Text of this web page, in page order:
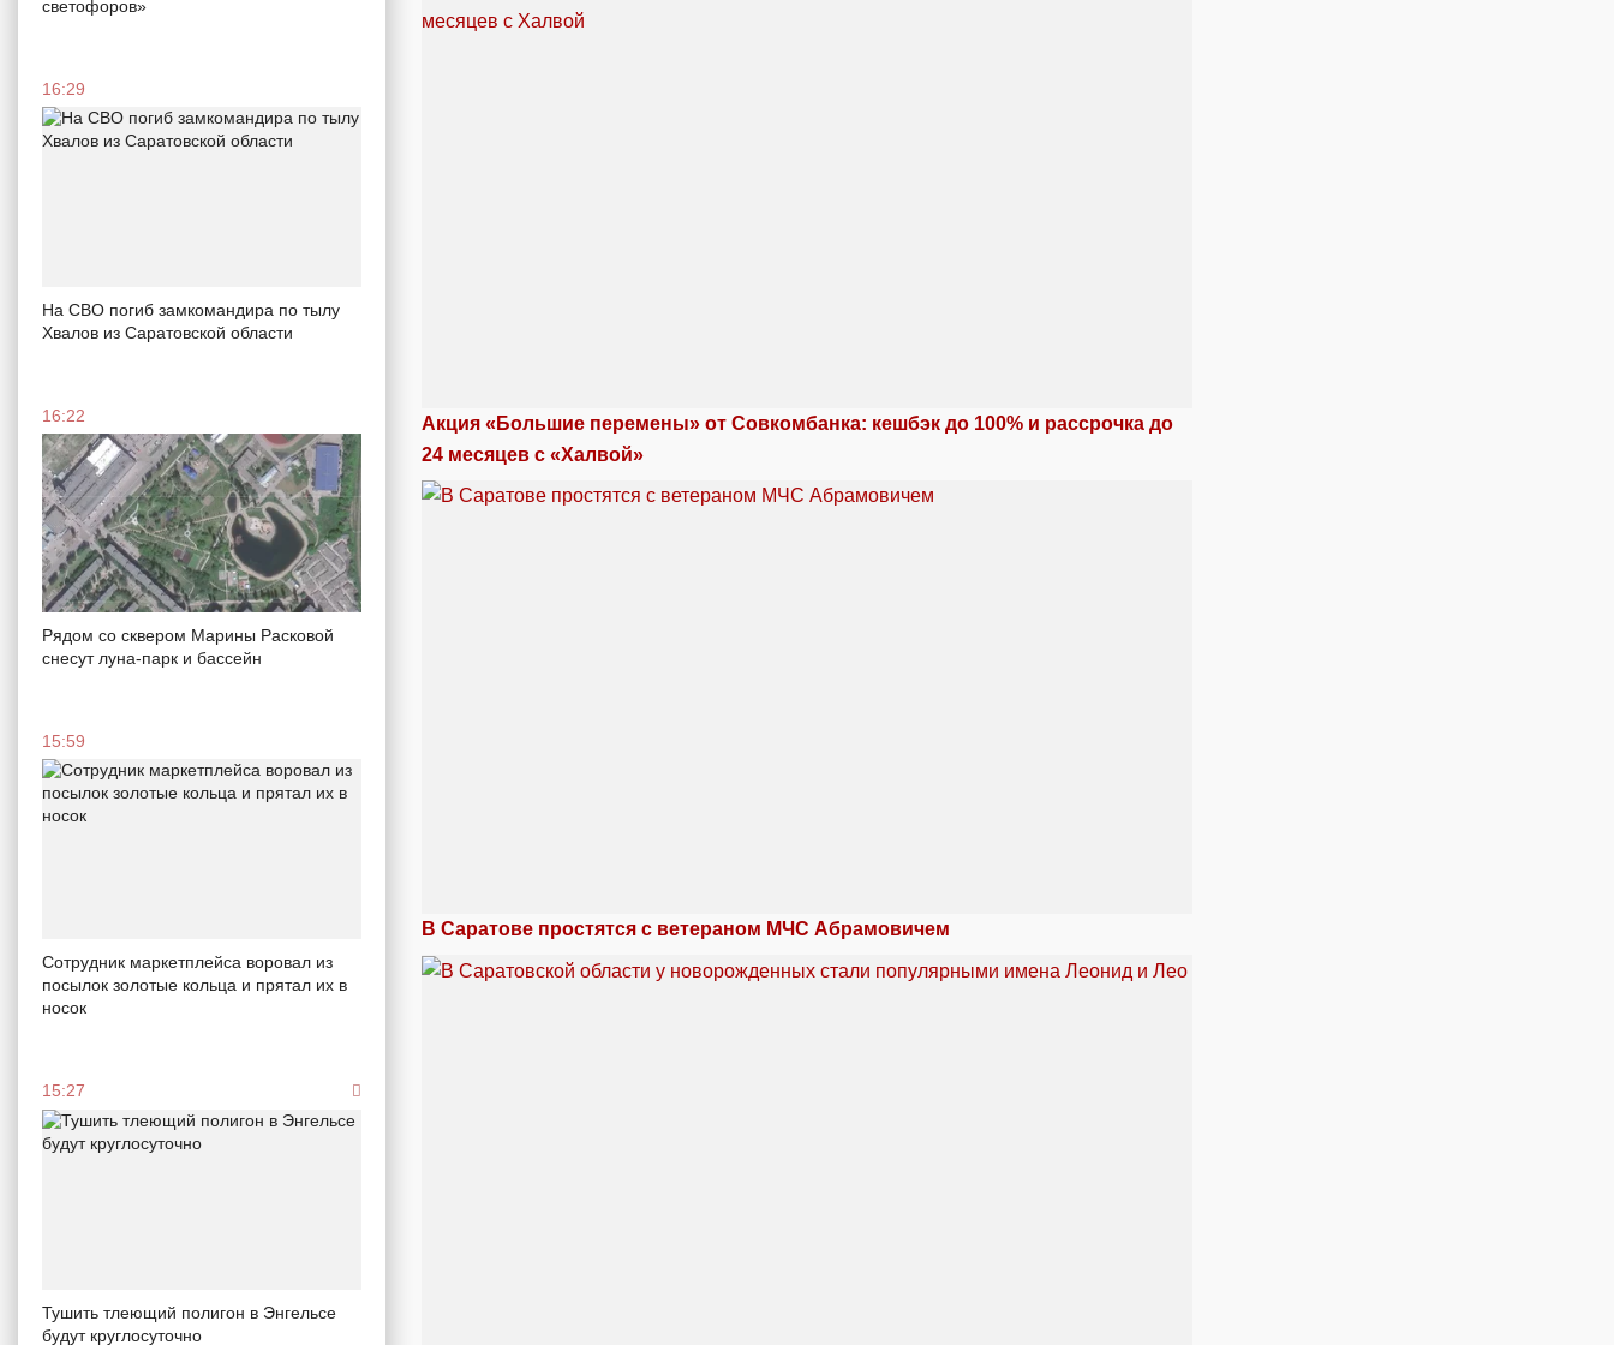
светофоров»
16:29
На СВО погиб замкомандира по тылу
Хвалов из Саратовской области
16:22
Рядом со сквером Марины Расковой
снесут луна-парк и бассейн
15:59
Сотрудник маркетплейса воровал из
посылок золотые кольца и прятал их в
носок
15:27
Тушить тлеющий полигон в Энгельсе
будут круглосуточно
Акция «Большие перемены» от Совкомбанка: кешбэк до 100% и рассрочка до
24 месяцев с «Халвой»
В Саратове простятся с ветераном МЧС Абрамовичем